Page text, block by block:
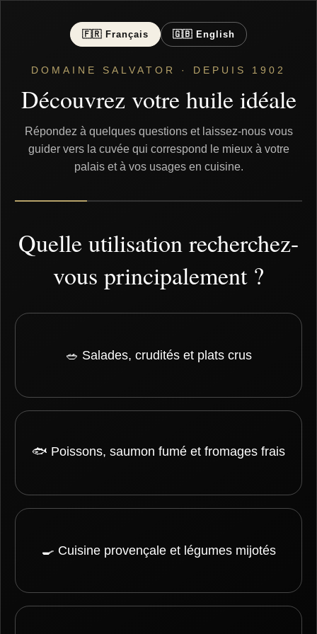
🇫🇷 Français 🇬🇧 English
DOMAINE SALVATOR · DEPUIS 1902
Découvrez votre huile idéale
Répondez à quelques questions et laissez-nous vous
guider vers la cuvée qui correspond le mieux à votre
palais et à vos usages en cuisine.
Quelle utilisation recherchez-
vous principalement ?
🥗 Salades, crudités et plats crus
🐟 Poissons, saumon fumé et fromages frais
🍳 Cuisine provençale et légumes mijotés